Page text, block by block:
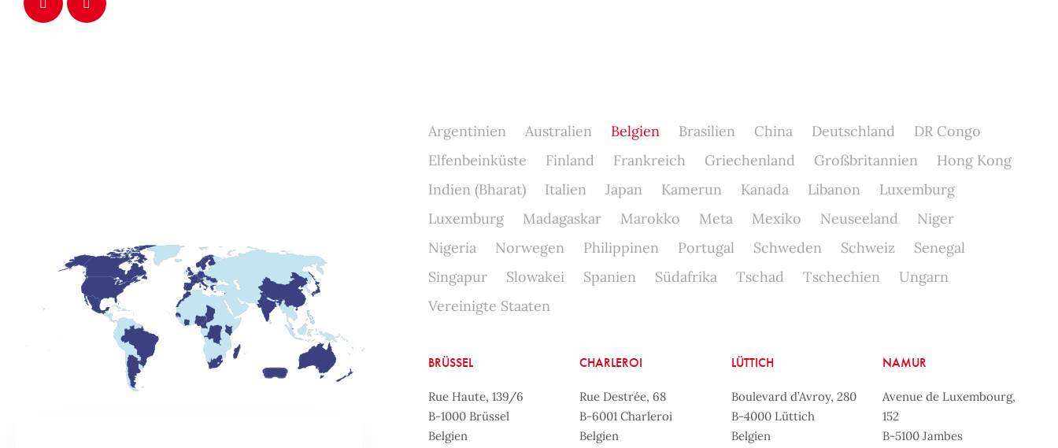
Argentinien Australien Belgien Brasilien China Deutschland
DR Congo
Elfenbeinküste
Finland Frankreich Griechenland Großbritannien
Hong Kong
Indien (Bharat)
Italien Japan Kamerun Kanada Libanon
Luxemburg
Luxemburg
Madagaskar Marokko Meta Mexiko Neuseeland
Niger
Nigeria
Norwegen Philippinen Portugal Schweden Schweiz
Senegal
Singapur
Slowakei Spanien Südafrika Tschad Tschechien
Ungarn
Vereinigte Staaten
BRÜSSEL
Rue Haute, 139/6
B-1000 Brüssel
Belgien
CHARLEROI
Rue Destrée, 68
B-6001 Charleroi
Belgien
LÜTTICH
Boulevard d’Avroy, 280
B-4000 Lüttich
Belgien
NAMUR
Avenue de Luxembourg,
152
B-5100 Jambes